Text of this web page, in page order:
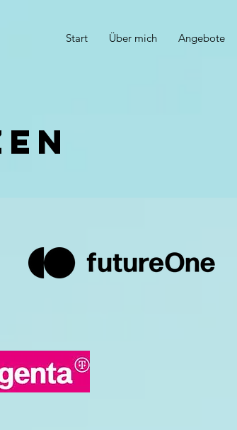
Start Über mich Angebote